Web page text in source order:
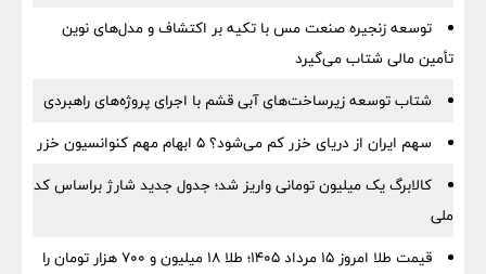
توسعه زنجیره صنعت مس با تکیه بر اکتشاف و مدل‌های نوین
تأمین مالی شتاب می‌گیرد
شتاب توسعه زیرساخت‌های آبی قشم با اجرای پروژه‌های راهبردی
سهم ایران از دریای خزر کم می‌شود؟ ۵ ابهام مهم کنوانسیون خزر
کالابرگ یک میلیون تومانی واریز شد؛ جدول جدید شارژ براساس کد
ملی
قیمت طلا امروز ۱۵ مرداد ۱۴۰۵؛ طلا ۱۸ میلیون و ۷۰۰ هزار تومان را